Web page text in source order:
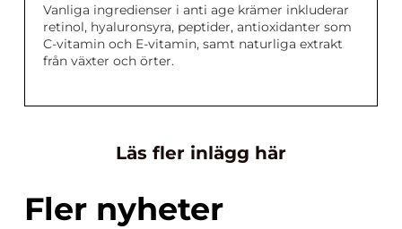
Vanliga ingredienser i anti age krämer inkluderar
retinol, hyaluronsyra, peptider, antioxidanter som
C-vitamin och E-vitamin, samt naturliga extrakt
från växter och örter.
Läs fler inlägg här
Fler nyheter